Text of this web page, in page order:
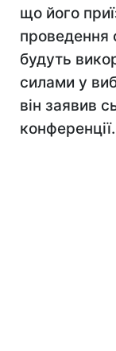
що його
проведення
будуть
силами у
він заявив
конференції.